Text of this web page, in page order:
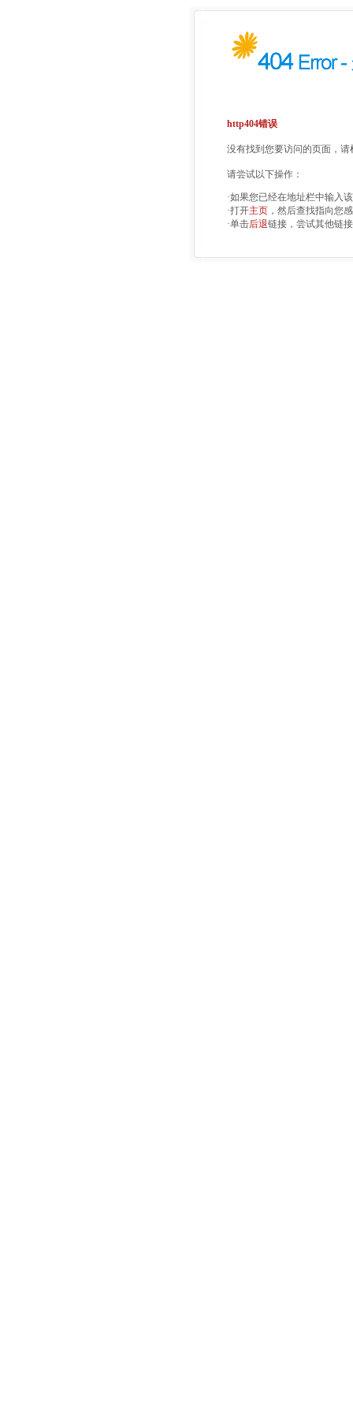
http404错误
没有找到您要访问的页面，
请尝试以下操作：
·如果您已经在地址栏中输入
·打开主页 ，然后查找指向您
·单击后退链接，尝试其他链